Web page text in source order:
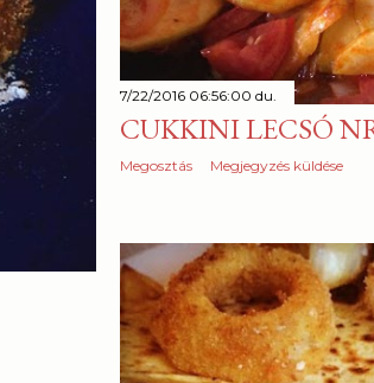
7/22/2016 06:56:00 du.
CUKKINI LECSÓ
Megosztás Megjegyzés küldése